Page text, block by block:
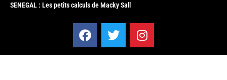
SENEGAL : Les petits calculs de Macky Sall